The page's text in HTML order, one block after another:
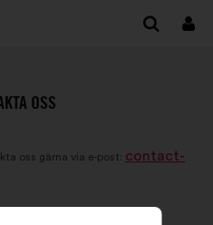
OSS
oss gärna via e-post: contact-